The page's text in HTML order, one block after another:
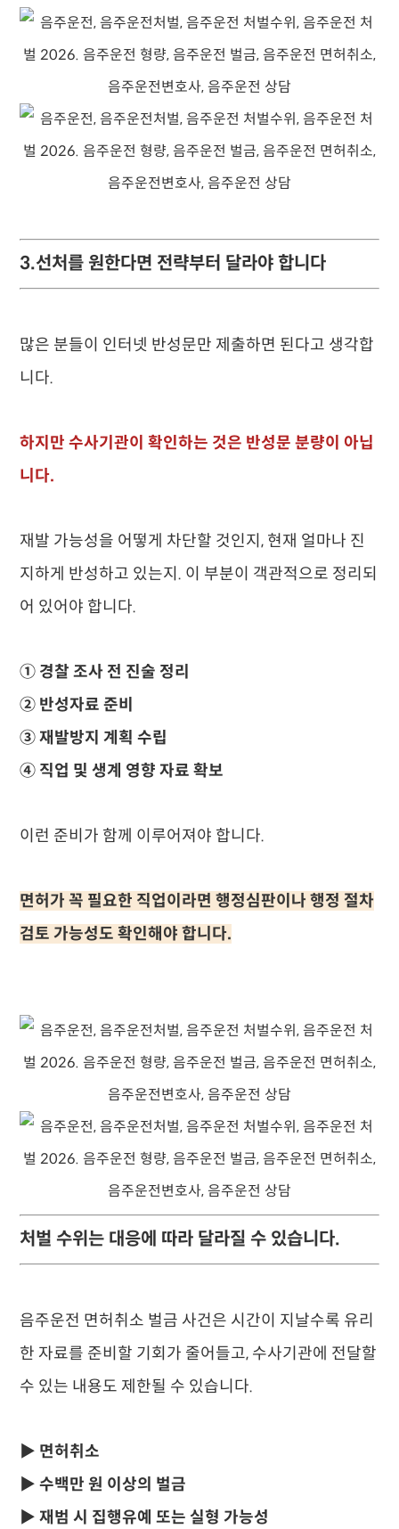
3.선처를 원한다면 전략부터 달라야 합니다
많은 분들이 인터넷 반성문만 제출하면 된다고 생각합
니다.
하지만 수사기관이 확인하는 것은 반성문 분량이 아닙
니다.
재발 가능성을 어떻게 차단할 것인지, 현재 얼마나 진
지하게 반성하고 있는지. 이 부분이 객관적으로 정리되
어 있어야 합니다.
① 경찰 조사 전 진술 정리
② 반성자료 준비
③ 재발방지 계획 수립
④ 직업 및 생계 영향 자료 확보
이런 준비가 함께 이루어져야 합니다.
면허가 꼭 필요한 직업이라면 행정심판이나 행정 절차
검토 가능성도 확인해야 합니다.
처벌 수위는 대응에 따라 달라질 수 있습니다.
음주운전 면허취소 벌금 사건은 시간이 지날수록 유리
한 자료를 준비할 기회가 줄어들고, 수사기관에 전달할
수 있는 내용도 제한될 수 있습니다.
▶ 면허취소
▶ 수백만 원 이상의 벌금
▶ 재범 시 집행유예 또는 실형 가능성